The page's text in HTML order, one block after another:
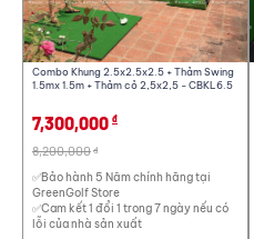
Combo Khung 2.5x2.5x2.5 + Thảm Swing
1.5mx 1.5m + Thảm cỏ 2,5x2,5 - CBKL6.5
7,300,000 đ
8,200,000 đ
✅Bảo hành 5 Năm chính hãng tại
GreenGolf Store
✅Cam kết 1 đổi 1 trong 7 ngày nếu có
lỗi của nhà sản xuất